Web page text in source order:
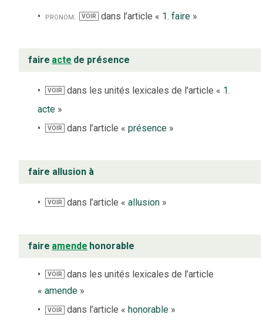
pronom. VOIR dans l’article « 1. faire»
faire acte de présence
VOIR dans les unités lexicales de l’article « 1.
acte »
VOIR dans l’article «présence »
faire allusion à
VOIR dans l’article «allusion »
faire amende honorable
VOIR
dans les unités lexicales de l’article
« amende »
VOIR dans l’article « honorable »